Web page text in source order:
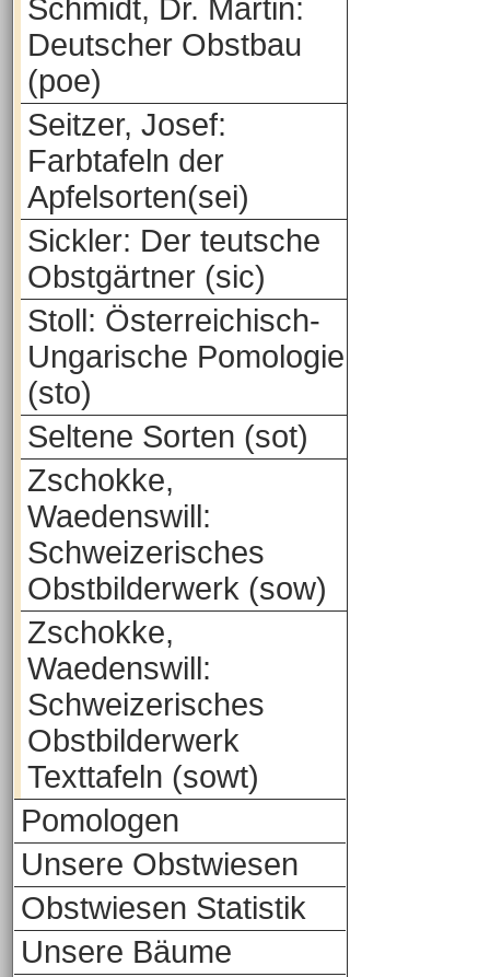
Schmidt, Dr. Martin:
Deutscher Obstbau
(poe)
Seitzer, Josef:
Farbtafeln der
Apfelsorten(sei)
Sickler: Der teutsche
Obstgärtner (sic)
Stoll: Österreichisch-
Ungarische Pomologie
(sto)
Seltene Sorten (sot)
Zschokke,
Waedenswill:
Schweizerisches
Obstbilderwerk (sow)
Zschokke,
Waedenswill:
Schweizerisches
Obstbilderwerk
Texttafeln (sowt)
Pomologen
Unsere Obstwiesen
Obstwiesen Statistik
Unsere Bäume